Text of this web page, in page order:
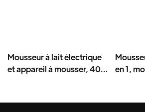
Mousseur à lait électrique
et appareil à mousser, 400
en 1,